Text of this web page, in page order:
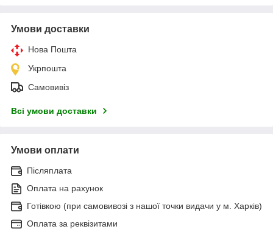
Умови доставки
Нова Пошта
Укрпошта
Самовивіз
Всі умови доставки
Умови оплати
Післяплата
Оплата на рахунок
Готівкою (при самовивозі з нашої точки видачи у м. Харків)
Оплата за реквізитами